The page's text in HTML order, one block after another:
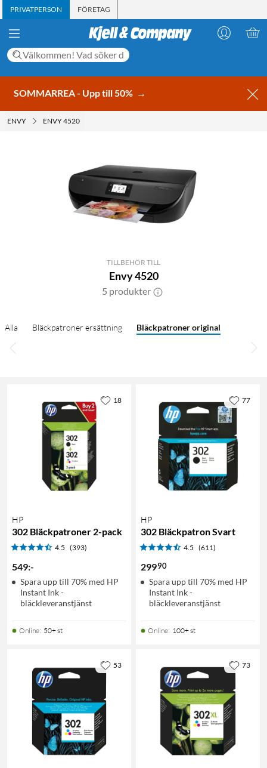
PRIVATPERSON FÖRETAG
SOMMARREA - Upp till 50% →
ENVY ENVY 4520
TILLBEHÖR TILL
Envy 4520
5 produkter
Alla Bläckpatroner ersättning Bläckpatroner original
HP
302 Bläckpatroner 2-pack
4.5 (393)
549:-
Spara upp till 70% med HP
Instant Ink -
bläckleveranstjänst
Online: 50+ st
18
HP
302 Bläckpatron Svart
4.5 (611)
29990
Spara upp till 70% med HP
Instant Ink -
bläckleveranstjänst
Online: 100+ st
77
53 73